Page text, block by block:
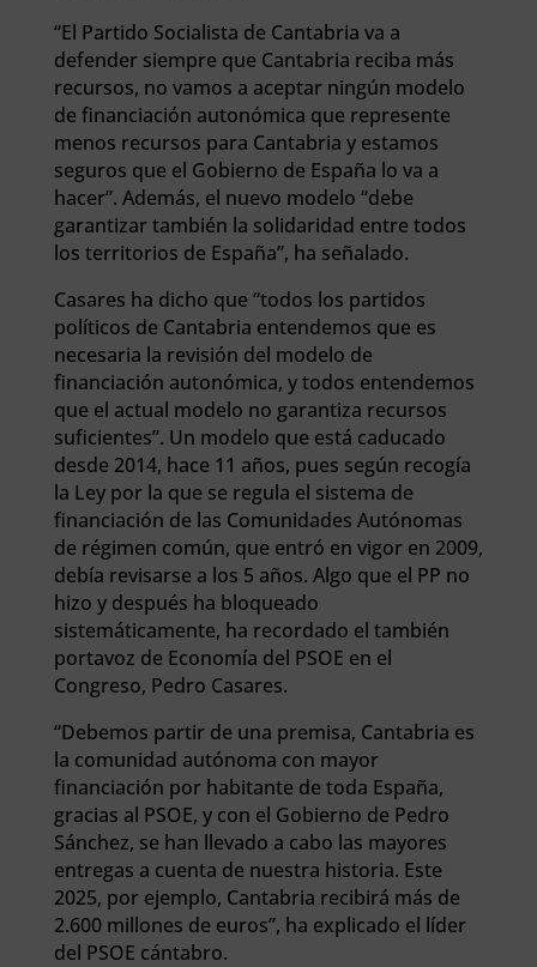
“El Partido Socialista de Cantabria va a
defender siempre que Cantabria reciba más
recursos, no vamos a aceptar ningún modelo
de financiación autonómica que represente
menos recursos para Cantabria y estamos
seguros que el Gobierno de España lo va a
hacer”. Además, el nuevo modelo “debe
garantizar también la solidaridad entre todos
los territorios de España”, ha señalado.
Casares ha dicho que “todos los partidos
políticos de Cantabria entendemos que es
necesaria la revisión del modelo de
financiación autonómica, y todos entendemos
que el actual modelo no garantiza recursos
suficientes”. Un modelo que está caducado
desde 2014, hace 11 años, pues según recogía
la Ley por la que se regula el sistema de
financiación de las Comunidades Autónomas
de régimen común, que entró en vigor en 2009,
debía revisarse a los 5 años. Algo que el PP no
hizo y después ha bloqueado
sistemáticamente, ha recordado el también
portavoz de Economía del PSOE en el
Congreso, Pedro Casares.
“Debemos partir de una premisa, Cantabria es
la comunidad autónoma con mayor
financiación por habitante de toda España,
gracias al PSOE, y con el Gobierno de Pedro
Sánchez, se han llevado a cabo las mayores
entregas a cuenta de nuestra historia. Este
2025, por ejemplo, Cantabria recibirá más de
2.600 millones de euros”, ha explicado el líder
del PSOE cántabro.